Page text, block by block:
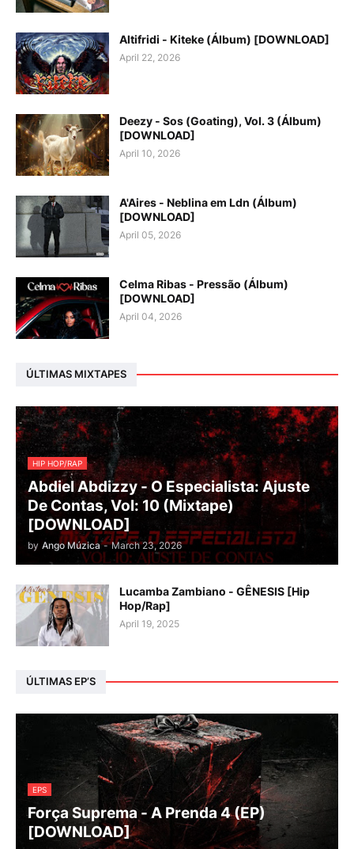
Altifridi - Kiteke (Álbum) [DOWNLOAD]
April 22, 2026
Deezy - Sos (Goating), Vol. 3 (Álbum)
[DOWNLOAD]
April 10, 2026
A'Aires - Neblina em Ldn (Álbum)
[DOWNLOAD]
April 05, 2026
Celma Ribas - Pressão (Álbum)
[DOWNLOAD]
April 04, 2026
ÚLTIMAS MIXTAPES
HIP HOP/RAP
Abdiel Abdizzy - O Especialista: Ajuste
De Contas, Vol: 10 (Mixtape)
[DOWNLOAD]
by Ango Múzica - March 23, 2026
Lucamba Zambiano - GÊNESIS [Hip
Hop/Rap]
April 19, 2025
ÚLTIMAS EP’S
EPS
Força Suprema - A Prenda 4 (EP)
[DOWNLOAD]